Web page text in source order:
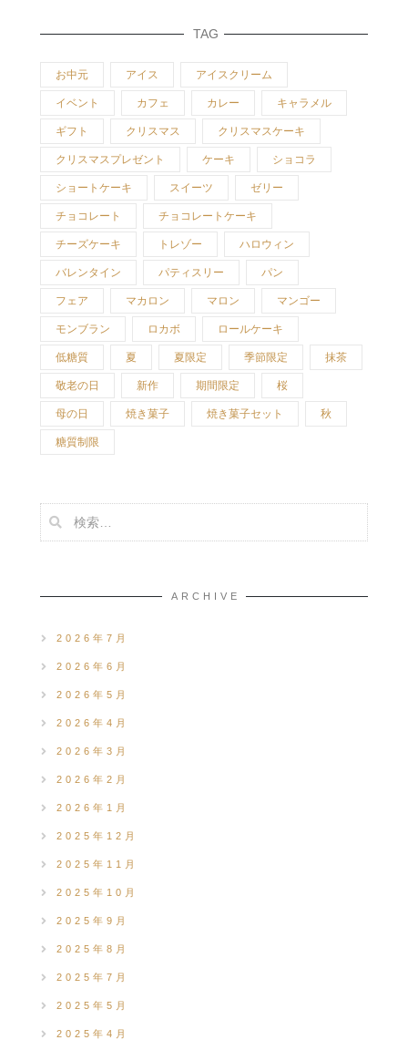
TAG
お中元 アイス アイスクリーム
イベント カフェ カレー キャラメル
ギフト クリスマス クリスマスケーキ
クリスマスプレゼント ケーキ ショコラ
ショートケーキ スイーツ ゼリー
チョコレート チョコレートケーキ
チーズケーキ トレゾー ハロウィン
バレンタイン パティスリー パン
フェア マカロン マロン マンゴー
モンブラン ロカボ ロールケーキ
低糖質 夏 夏限定 季節限定 抹茶
敬老の日 新作 期間限定 桜
母の日 焼き菓子 焼き菓子セット 秋
糖質制限
ARCHIVE
2026年7月
2026年6月
2026年5月
2026年4月
2026年3月
2026年2月
2026年1月
2025年12月
2025年11月
2025年10月
2025年9月
2025年8月
2025年7月
2025年5月
2025年4月